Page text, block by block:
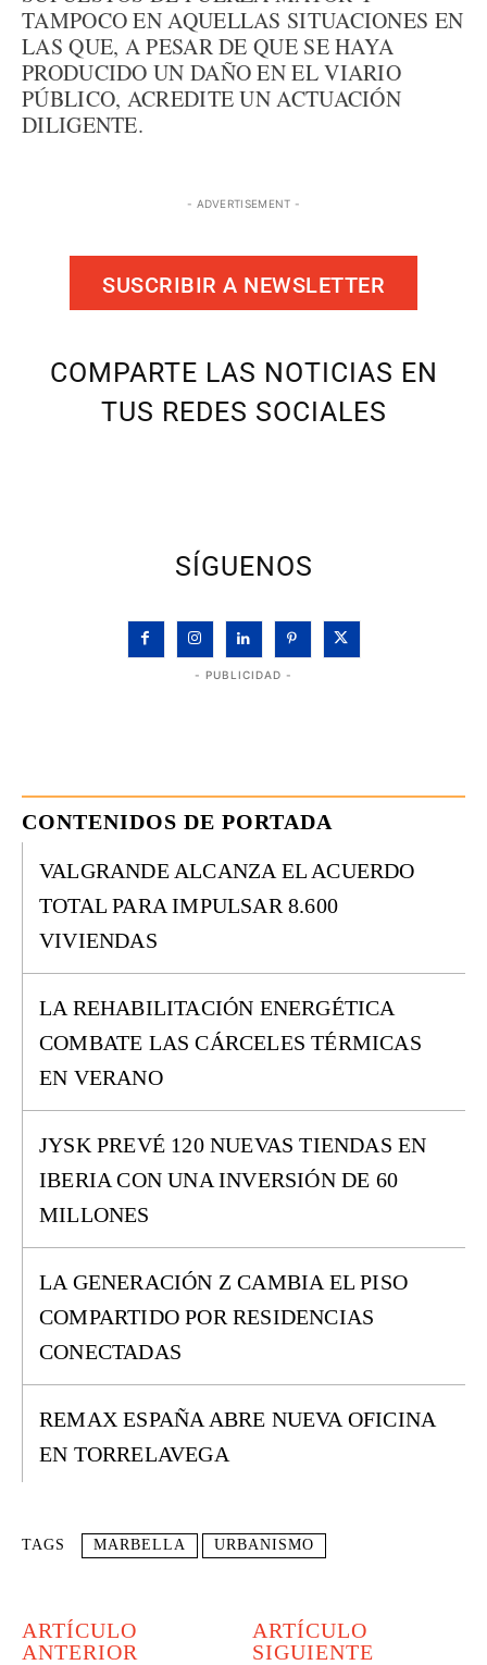
TAMPOCO EN AQUELLAS SITUACIONES EN
LAS QUE, A PESAR DE QUE SE HAYA
PRODUCIDO UN DAÑO EN EL VIARIO
PÚBLICO, ACREDITE UN ACTUACIÓN
DILIGENTE.
- ADVERTISEMENT -
SUSCRIBIR A NEWSLETTER
COMPARTE LAS NOTICIAS EN
TUS REDES SOCIALES
SÍGUENOS
- PUBLICIDAD -
CONTENIDOS DE PORTADA
VALGRANDE ALCANZA EL ACUERDO
TOTAL PARA IMPULSAR 8.600
VIVIENDAS
LA REHABILITACIÓN ENERGÉTICA
COMBATE LAS CÁRCELES TÉRMICAS
EN VERANO
JYSK PREVÉ 120 NUEVAS TIENDAS EN
IBERIA CON UNA INVERSIÓN DE 60
MILLONES
LA GENERACIÓN Z CAMBIA EL PISO
COMPARTIDO POR RESIDENCIAS
CONECTADAS
REMAX ESPAÑA ABRE NUEVA OFICINA
EN TORRELAVEGA
TAGS MARBELLA URBANISMO
ARTÍCULO
ANTERIOR
ARTÍCULO
SIGUIENTE